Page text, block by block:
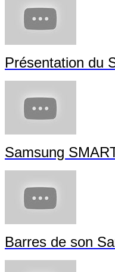
Présentation du
Samsung
Barres de son